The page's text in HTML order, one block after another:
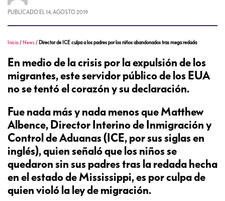
PUBLICADO EL 14, AGOSTO 2019
Inicio / News / Director de ICE culpa a los padres por los niños abandonados tras mega redada
En medio de la crisis por la expulsión de los
migrantes, este servidor público de los EUA
no se tentó el corazón y su declaración.
Fue nada más y nada menos que Matthew
Albence, Director Interino de Inmigración y
Control de Aduanas (ICE, por sus siglas en
inglés), quien señaló que los niños se
quedaron sin sus padres tras la redada hecha
en el estado de Mississippi, es por culpa de
quien violó la ley de migración.